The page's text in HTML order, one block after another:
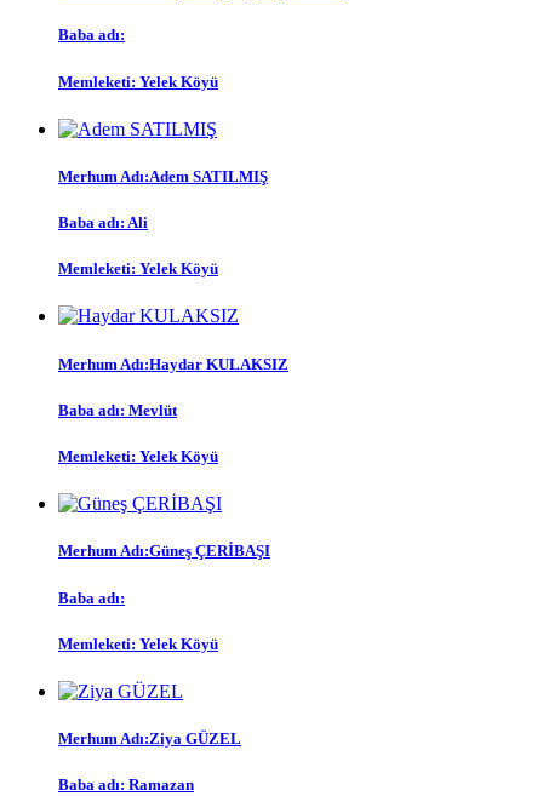
Baba adı:
Memleketi: Yelek Köyü
Merhum Adı:Adem SATILMIŞ
Baba adı: Ali
Memleketi: Yelek Köyü
Merhum Adı:Haydar KULAKSIZ
Baba adı: Mevlüt
Memleketi: Yelek Köyü
Merhum Adı:Güneş ÇERİBAŞI
Baba adı:
Memleketi: Yelek Köyü
Merhum Adı:Ziya GÜZEL
Baba adı: Ramazan